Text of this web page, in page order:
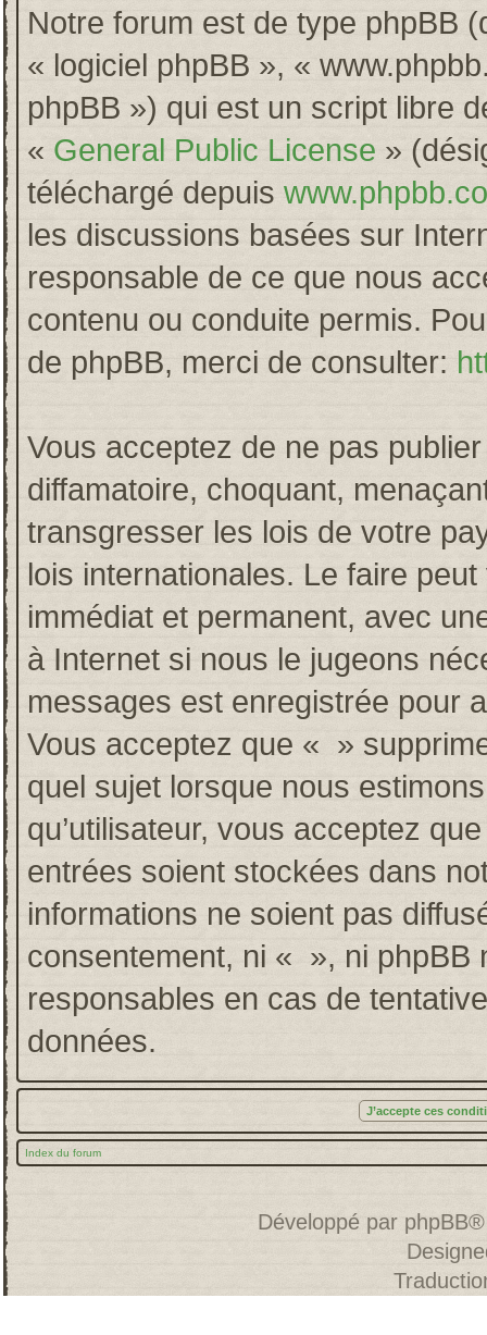
Notre forum est de type phpBB
« logiciel phpBB », «
phpBB ») qui est un script libre
« General Public License »
téléchargé depuis
les discussions basées sur
responsable de ce que nous
contenu ou conduite permis.
de phpBB, merci de consulter:
Vous acceptez de ne pas
diffamatoire, choquant,
transgresser les lois de votre
lois internationales. Le faire
immédiat et permanent, avec
à Internet si nous le jugeons
messages est enregistrée pour
Vous acceptez que « »
quel sujet lorsque nous
qu’utilisateur, vous acceptez
entrées soient stockées dans
informations ne soient pas
consentement, ni « », ni phpBB
responsables en cas de
données.
Index du forum
Développé par phpBB®